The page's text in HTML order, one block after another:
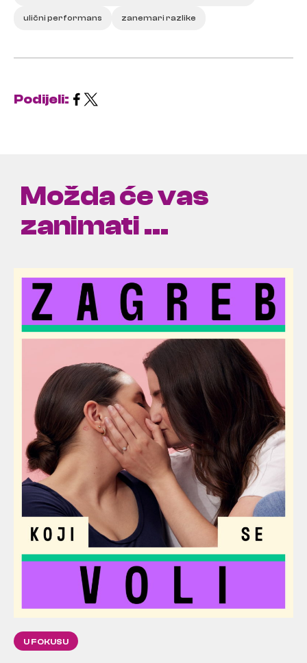
ulični performans zanemari razlike
Podijeli:
Možda će vas
zanimati ...
U FOKUSU